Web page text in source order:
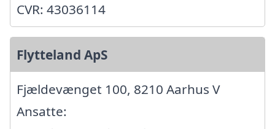
CVR: 43036114
Flytteland ApS
Fjældevænget 100, 8210 Aarhus V
Ansatte: